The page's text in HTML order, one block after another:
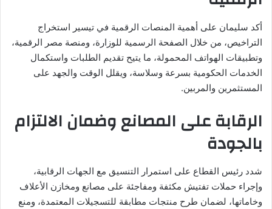
أكد سليمان على أهمية المنصات الرقمية في تيسير استخراج
التراخيص، من خلال الصفحة الرسمية للوزارة، ومنصة مصر الرقمية،
وتطبيقات الهواتف المحمولة، ما يتيح تقديم الطلبات واستكمال
الخدمات الحكومية بسرعة وسلاسة، ويقلل الوقت والجهد على
المستثمرين والمربين.
الرقابة على المصانع وضمان الالتزام
بالجودة
شدد رئيس القطاع على استمرار التنسيق مع الجهات الرقابية،
وإجراء حملات تفتيش مكثفة ومفاجئة على مصانع ومخازن الأعلاف
وخاماتها، لضمان طرح منتجات مطابقة للتسجيلات المعتمدة، ومنع